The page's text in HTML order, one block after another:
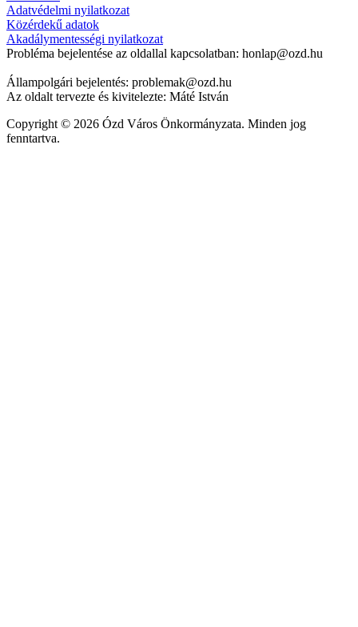
Adatvédelmi nyilatkozat
Közérdekű adatok
Akadálymentességi nyilatkozat
Probléma bejelentése az oldallal kapcsolatban: honlap@ozd.hu
Állampolgári bejelentés: problemak@ozd.hu
Az oldalt tervezte és kivitelezte: Máté István
Copyright © 2026 Ózd Város Önkormányzata. Minden jog
fenntartva.